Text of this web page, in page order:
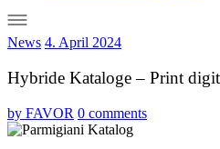
News 4. April 2024
Hybride Kataloge – Print
by FAVOR 0 comments